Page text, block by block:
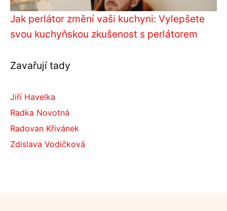
Jak perlátor změní vaši kuchyni: Vylepšete
svou kuchyňskou zkušenost s perlátorem
Zavařují tady
Jiří Havelka
Radka Novotná
Radovan Křivánek
Zdislava Vodičková